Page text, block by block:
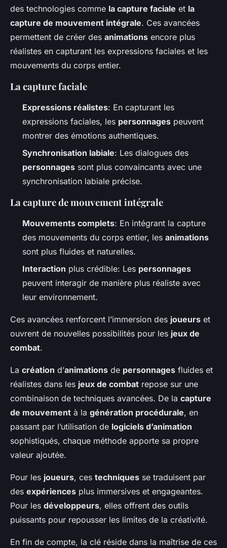
des technologies comme la capture faciale et la
capture de mouvement intégrale. Ces avancées
permettent de créer des animations encore plus
réalistes en capturant les expressions faciales et les
mouvements du corps entier.
La capture faciale
Expressions réalistes: En capturant les
expressions faciales, les personnages peuvent
montrer des émotions authentiques.
Synchronisation labiale: Les dialogues des
personnages sont plus convaincants avec une
synchronisation labiale précise.
La capture de mouvement intégrale
Mouvements complets: En intégrant la capture
des mouvements du corps entier, les animations
sont plus fluides et naturelles.
Interaction plus crédible: Les personnages
peuvent interagir de manière plus réaliste avec
leur environnement.
Ces avancées renforcent l’immersion des joueurs et
ouvrent de nouvelles possibilités pour les jeux de
combat.
La création d’animations de personnages fluides et
réalistes dans les jeux de combat repose sur une
combinaison de techniques avancées. De la capture
de mouvement à la génération procédurale, en
passant par l’utilisation de logiciels d’animation
sophistiqués, chaque méthode apporte sa propre
valeur ajoutée.
Pour les joueurs, ces techniques se traduisent par
des expériences plus immersives et engageantes.
Pour les développeurs, elles offrent des outils
puissants pour repousser les limites de la créativité.
En fin de compte, la clé réside dans la maîtrise de ces